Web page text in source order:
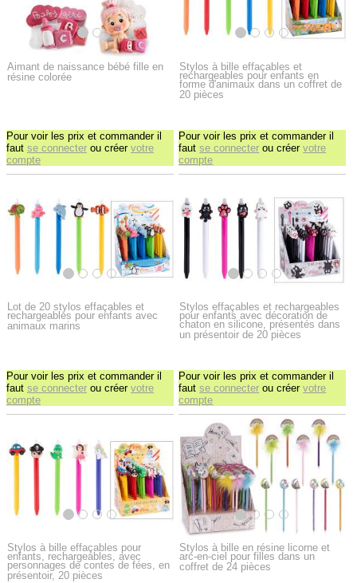
Aimant de naissance bébé fille en
résine colorée
Pour voir les prix et commander il
faut se connecter ou créer votre
compte
Stylos à bille effaçables et
rechargeables pour enfants en
forme d'animaux dans un coffret de
20 pièces
Pour voir les prix et commander il
fautse connecter ou créervotre
compte
Lot de 20 stylos effaçables et
rechargeables pour enfants avec
animaux marins
Pour voir les prix et commander il
faut se connecter ou créer votre
compte
Stylos effaçables et rechargeables
pour enfants avec décoration de
chaton en silicone, présentés dans
un présentoir de 20 pièces
Pour voir les prix et commander il
fautse connecter ou créervotre
compte
Stylos à bille effaçables pour
enfants, rechargeables, avec
personnages de contes de fées, en
présentoir, 20 pièces
Stylos à bille en résine licorne et
arc-en-ciel pour filles dans un
coffret de 24 pièces